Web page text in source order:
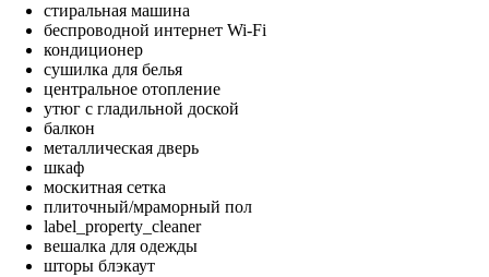
стиральная машина
беспроводной интернет Wi-Fi
кондиционер
сушилка для белья
центральное отопление
утюг с гладильной доской
балкон
металлическая дверь
шкаф
москитная сетка
плиточный/мраморный пол
label_property_cleaner
вешалка для одежды
шторы блэкаут